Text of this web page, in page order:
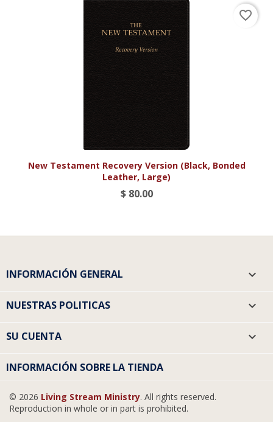
New Testament Recovery Version (Black, Bonded
Leather, Large)
$ 80.00
favorite_border
INFORMACIÓN GENERAL 
NUESTRAS POLITICAS 
SU CUENTA 
INFORMACIÓN SOBRE LA TIENDA
© 2026 Living Stream Ministry. All rights reserved.
Reproduction in whole or in part is prohibited.